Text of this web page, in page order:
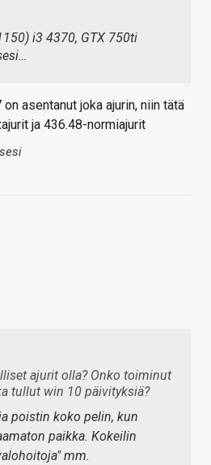
i3 4370, GTX 750ti
asentanut joka ajurin, niin tätä
ja 436.48-normiajurit
ajurit olla? Onko toiminut
tullut win 10 päivityksiä?
poistin koko pelin, kun
paikka. Kokeilin
mm.